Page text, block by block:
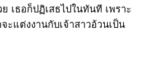
เธอก็ปฏิเสธไปในทันที เพราะ
ะแต่งงานกับเจ้าสาวอ้วนเป็น